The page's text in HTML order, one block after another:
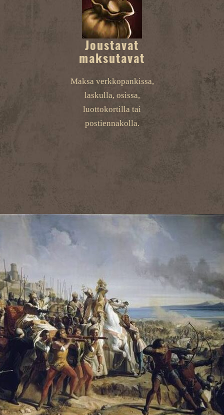
Joustavat
maksutavat
Maksa verkkopankissa,
laskulla, osissa,
luottokortilla tai
postiennakolla.